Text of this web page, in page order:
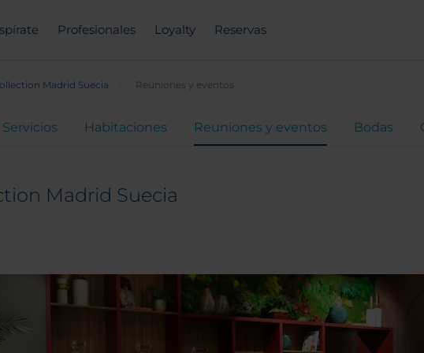
Profesionales Loyalty Reservas
Madrid Suecia Reuniones y eventos
Servicios Habitaciones Reuniones y eventos Bodas
Madrid Suecia